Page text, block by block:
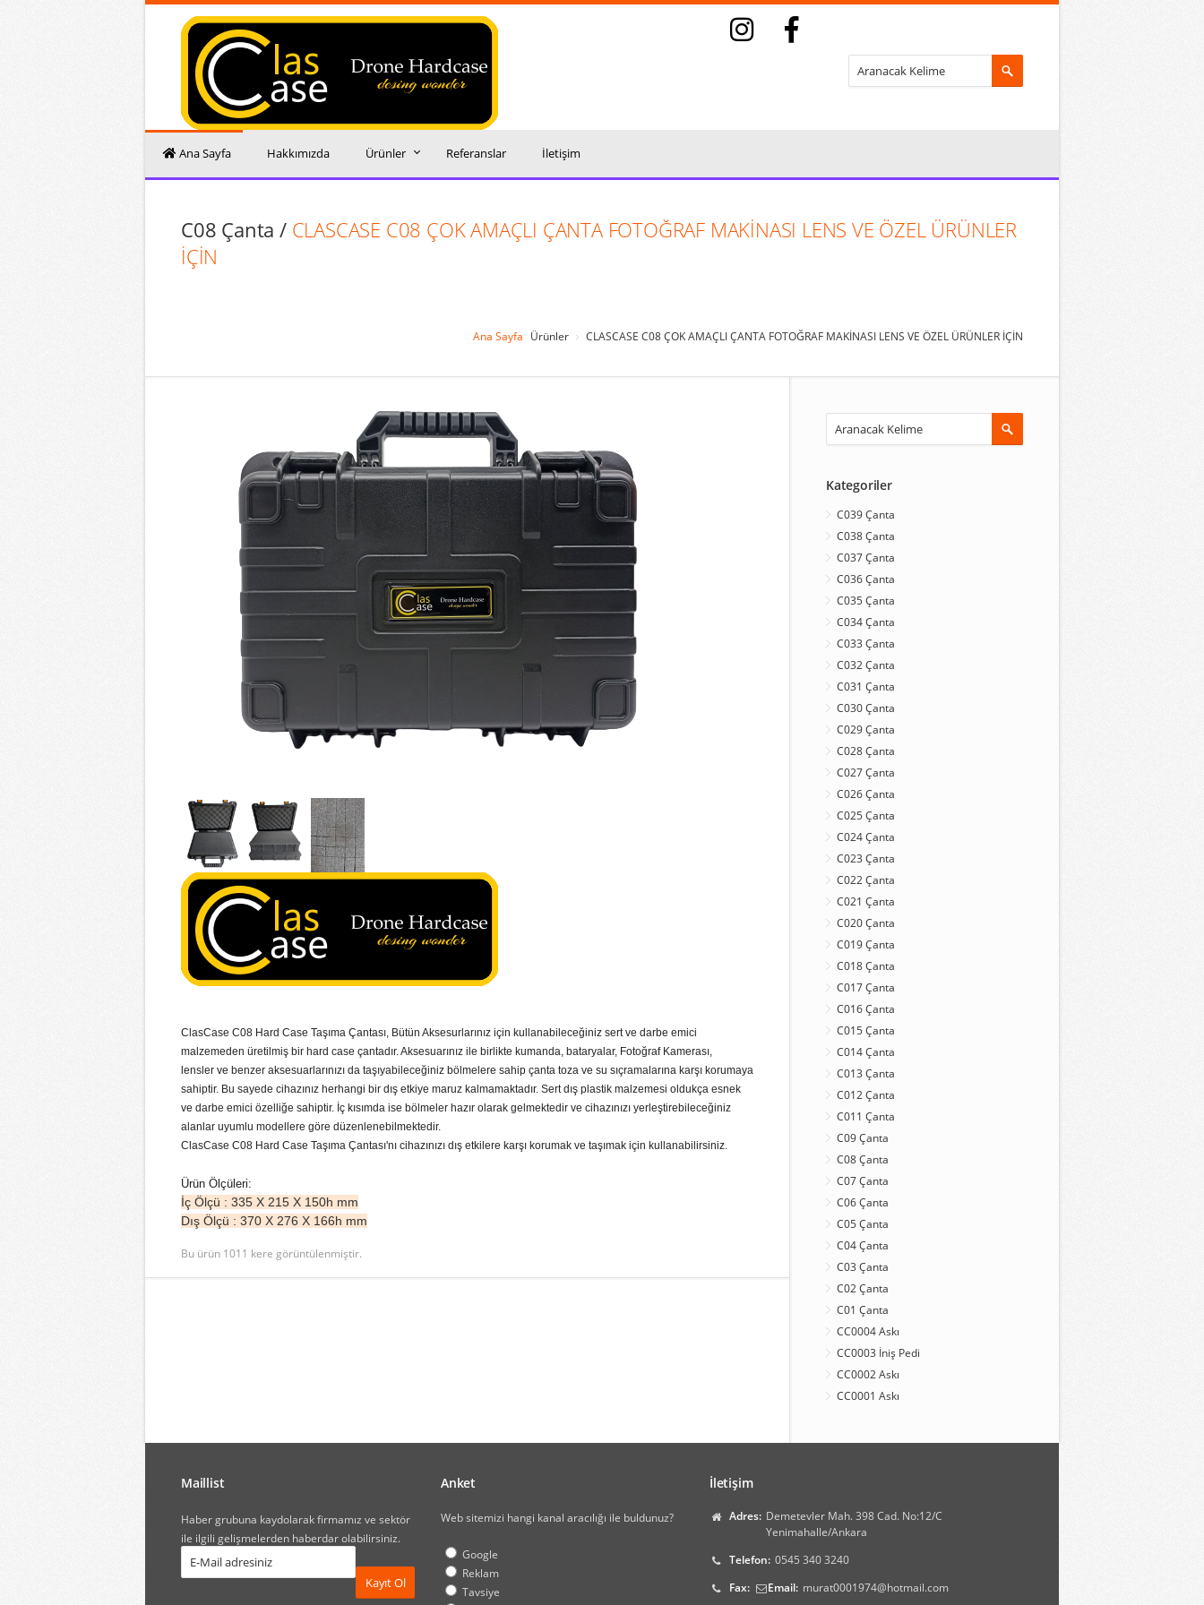
Ana Sayfa Hakkımızda Ürünler Referanslar İletişim
C08 Çanta / CLASCASE C08 ÇOK AMAÇLI ÇANTA FOTOĞRAF MAKİNASI LENS VE ÖZEL ÜRÜNLER
İÇİN
Ana Sayfa Ürünler CLASCASE C08 ÇOK AMAÇLI ÇANTA FOTOĞRAF MAKİNASI LENS VE ÖZEL ÜRÜNLER İÇİN
ClasCase C08 Hard Case Taşıma Çantası, Bütün Aksesurlarınız için kullanabileceğiniz sert ve darbe emici
malzemeden üretilmiş bir hard case çantadır. Aksesuarınız ile birlikte kumanda, bataryalar, Fotoğraf Kamerası,
lensler ve benzer aksesuarlarınızı da taşıyabileceğiniz bölmelere sahip çanta toza ve su sıçramalarına karşı korumaya
sahiptir. Bu sayede cihazınız herhangi bir dış etkiye maruz kalmamaktadır. Sert dış plastik malzemesi oldukça esnek
ve darbe emici özelliğe sahiptir. İç kısımda ise bölmeler hazır olarak gelmektedir ve cihazınızı yerleştirebileceğiniz
alanlar uyumlu modellere göre düzenlenebilmektedir.
ClasCase C08 Hard Case Taşıma Çantası'nı cihazınızı dış etkilere karşı korumak ve taşımak için kullanabilirsiniz.
Ürün Ölçüleri:
İç Ölçü : 335 X 215 X 150h mm
Dış Ölçü : 370 X 276 X 166h mm
Bu ürün 1011 kere görüntülenmiştir.
Kategoriler
C039 Çanta
C038 Çanta
C037 Çanta
C036 Çanta
C035 Çanta
C034 Çanta
C033 Çanta
C032 Çanta
C031 Çanta
C030 Çanta
C029 Çanta
C028 Çanta
C027 Çanta
C026 Çanta
C025 Çanta
C024 Çanta
C023 Çanta
C022 Çanta
C021 Çanta
C020 Çanta
C019 Çanta
C018 Çanta
C017 Çanta
C016 Çanta
C015 Çanta
C014 Çanta
C013 Çanta
C012 Çanta
C011 Çanta
C09 Çanta
C08 Çanta
C07 Çanta
C06 Çanta
C05 Çanta
C04 Çanta
C03 Çanta
C02 Çanta
C01 Çanta
CC0004 Askı
CC0003 İniş Pedi
CC0002 Askı
CC0001 Askı
Maillist
Haber grubuna kaydolarak firmamız ve sektör
ile ilgili gelişmelerden haberdar olabilirsiniz.
Anket
Web sitemizi hangi kanal aracılığı ile buldunuz?
Google
Reklam
Tavsiye
İletişim
Adres: Demetevler Mah. 398 Cad. No:12/C
Yenimahalle/Ankara
Telefon: 0545 340 3240
Fax:
Email: murat0001974@hotmail.com